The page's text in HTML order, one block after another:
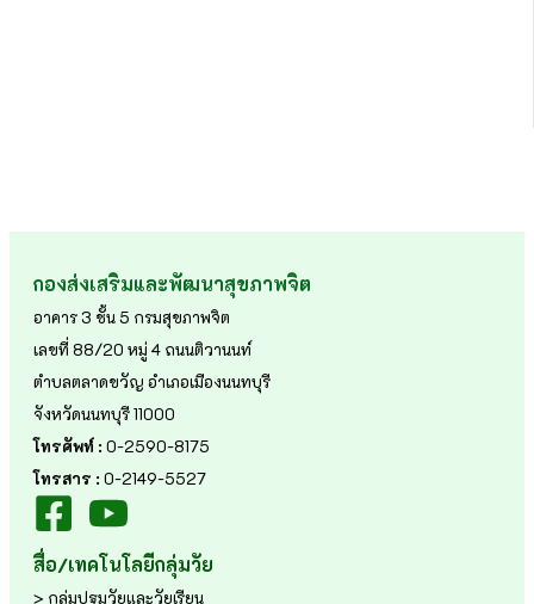
กองส่งเสริมและพัฒนาสุขภาพจิต
อาคาร 3 ชั้น 5 กรมสุขภาพจิต
เลขที่ 88/20 หมู่ 4 ถนนติวานนท์
ตำบลตลาดขวัญ อำเภอเมืองนนทบุรี
จังหวัดนนทบุรี 11000
โทรศัพท์ : 0-2590-8175
โทรสาร : 0-2149-5527
สื่อ/เทคโนโลยีกลุ่มวัย
> กลุ่มปฐมวัยและวัยเรียน